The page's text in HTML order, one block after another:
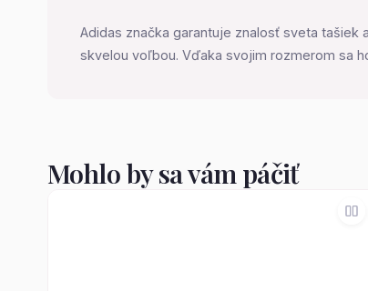
Adidas značka garantuje znalosť sveta
skvelou voľbou. Vďaka svojim rozmerom sa
Mohlo by sa vám páčiť